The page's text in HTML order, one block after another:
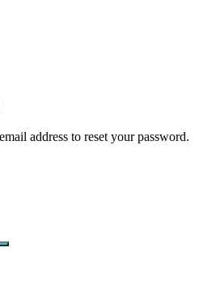
address to reset your password.